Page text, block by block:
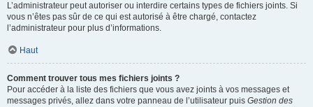
L’administrateur peut autoriser ou interdire certains types de fichiers joints. Si
vous n’êtes pas sûr de ce qui est autorisé à être chargé, contactez
l’administrateur pour plus d’informations.
Haut
Comment trouver tous mes fichiers joints ?
Pour accéder à la liste des fichiers que vous avez joints à vos messages et
messages privés, allez dans votre panneau de l’utilisateur puis Gestion des